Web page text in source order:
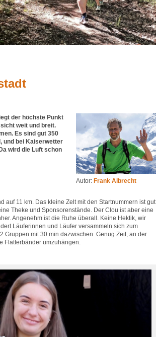
Autor: Frank Albrecht
der höchste Punkt
weit und breit.
Es sind gut 350
und bei Kaiserwetter
wird die Luft schon
auf 11 km. Das kleine Zelt mit den Startnummern ist gut
Theke und Sponsorenstände. Der Clou ist aber eine
Angenehm ist die Ruhe überall. Keine Hektik, wir
Läuferinnen und Läufer versammeln sich zum
Gruppen mit 30 min dazwischen. Genug Zeit, an der
Flatterbänder umzuhängen.